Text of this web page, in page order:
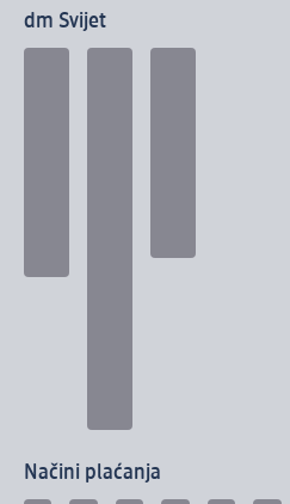
dm Svijet
Načini plaćanja